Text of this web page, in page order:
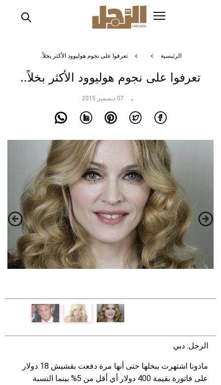
الرئيسية تعرفوا على نجوم هوليوود الأكثر بخلاً..
تعرفوا على نجوم هوليوود الأكثر بخلاً..
07 ديسمبر 2015
الرجل: دبي
مادونا اشتهرت ببخلها حتى أنها مرة دفعت بقشيش 18 دولار
على فاتورة بقيمة 400 دولار أي أقل من 5% بينما النسبة